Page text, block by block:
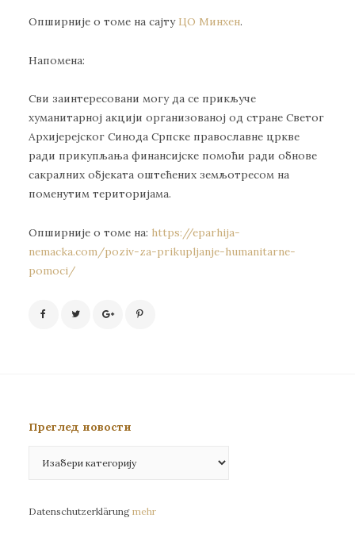
Опширније о томе на сајту ЦО Минхен.
Напомена:
Сви заинтересовани могу да се прикључе
хуманитарној акцији организованој од стране Светог
Архијерејског Синода Српске православне цркве
ради прикупљања финансијске помоћи ради обнове
сакралних објеката оштећених земљотресом на
поменутим територијама.
Опширније о томе на: https://eparhija-
nemacka.com/poziv-za-prikupljanje-humanitarne-
pomoci/
Преглед новости
новости
Datenschutzerklärung mehr